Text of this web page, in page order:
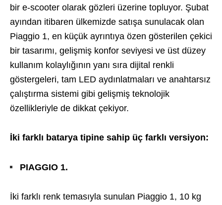
bir e-scooter olarak gözleri üzerine topluyor. Şubat
ayından itibaren ülkemizde satışa sunulacak olan
Piaggio 1, en küçük ayrıntıya özen gösterilen çekici
bir tasarımı, gelişmiş konfor seviyesi ve üst düzey
kullanım kolaylığının yanı sıra dijital renkli
göstergeleri, tam LED aydınlatmaları ve anahtarsız
çalıştırma sistemi gibi gelişmiş teknolojik
özellikleriyle de dikkat çekiyor.
İki farklı batarya tipine sahip üç farklı versiyon:
PIAGGIO 1.
İki farklı renk temasıyla sunulan Piaggio 1, 10 kg